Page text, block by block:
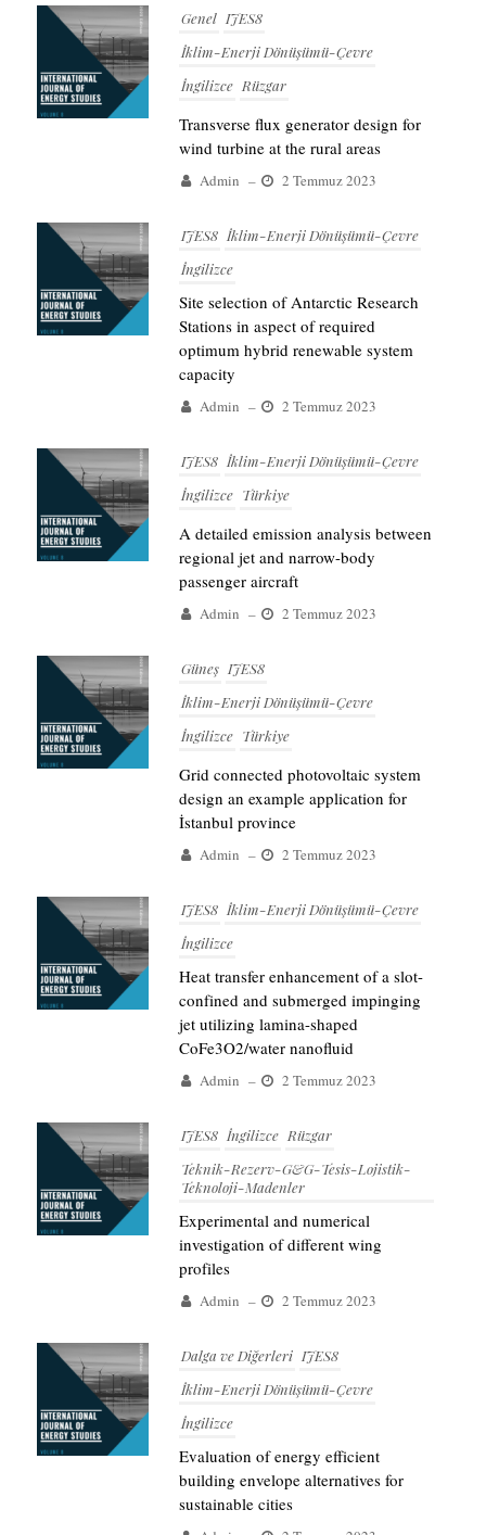
Genel IJES8
İklim-Enerji Dönüşümü-Çevre
İngilizce Rüzgar
Transverse flux generator design for
wind turbine at the rural areas
Admin – 2 Temmuz 2023
IJES8 İklim-Enerji Dönüşümü-Çevre
İngilizce
Site selection of Antarctic Research
Stations in aspect of required
optimum hybrid renewable system
capacity
Admin – 2 Temmuz 2023
IJES8 İklim-Enerji Dönüşümü-Çevre
İngilizce Türkiye
A detailed emission analysis between
regional jet and narrow-body
passenger aircraft
Admin – 2 Temmuz 2023
Güneş IJES8
İklim-Enerji Dönüşümü-Çevre
İngilizce Türkiye
Grid connected photovoltaic system
design an example application for
İstanbul province
Admin – 2 Temmuz 2023
IJES8 İklim-Enerji Dönüşümü-Çevre
İngilizce
Heat transfer enhancement of a slot-
confined and submerged impinging
jet utilizing lamina-shaped
CoFe3O2/water nanofluid
Admin – 2 Temmuz 2023
IJES8 İngilizce Rüzgar
Teknik-Rezerv-G&G-Tesis-Lojistik-
Teknoloji-Madenler
Experimental and numerical
investigation of different wing
profiles
Admin – 2 Temmuz 2023
Dalga ve Diğerleri IJES8
İklim-Enerji Dönüşümü-Çevre
İngilizce
Evaluation of energy efficient
building envelope alternatives for
sustainable cities